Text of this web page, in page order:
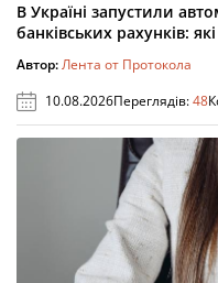
В Україні запустили
банківських рахунків:
Автор:Лента от Протокола
10.08.2026Переглядів:48